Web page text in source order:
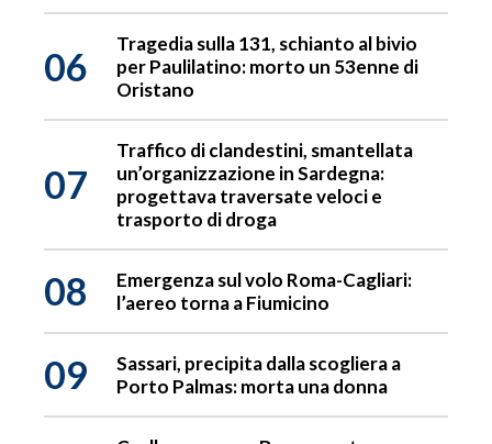
06
Tragedia sulla 131, schianto al bivio
per Paulilatino: morto un 53enne di
Oristano
07
Traffico di clandestini, smantellata
un’organizzazione in Sardegna:
progettava traversate veloci e
trasporto di droga
08
Emergenza sul volo Roma-Cagliari:
l’aereo torna a Fiumicino
09
Sassari, precipita dalla scogliera a
Porto Palmas: morta una donna